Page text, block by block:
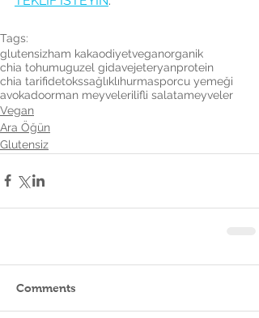
Tags:
glutensizham kakaodiyetveganorganik
chia tohumuguzel gidavejeteryanprotein
chia tarifidetokssağlıklıhurmasporcu yemeği
avokadoorman meyvelerilifli salatameyveler
Vegan
Ara Öğün
Glutensiz
Comments